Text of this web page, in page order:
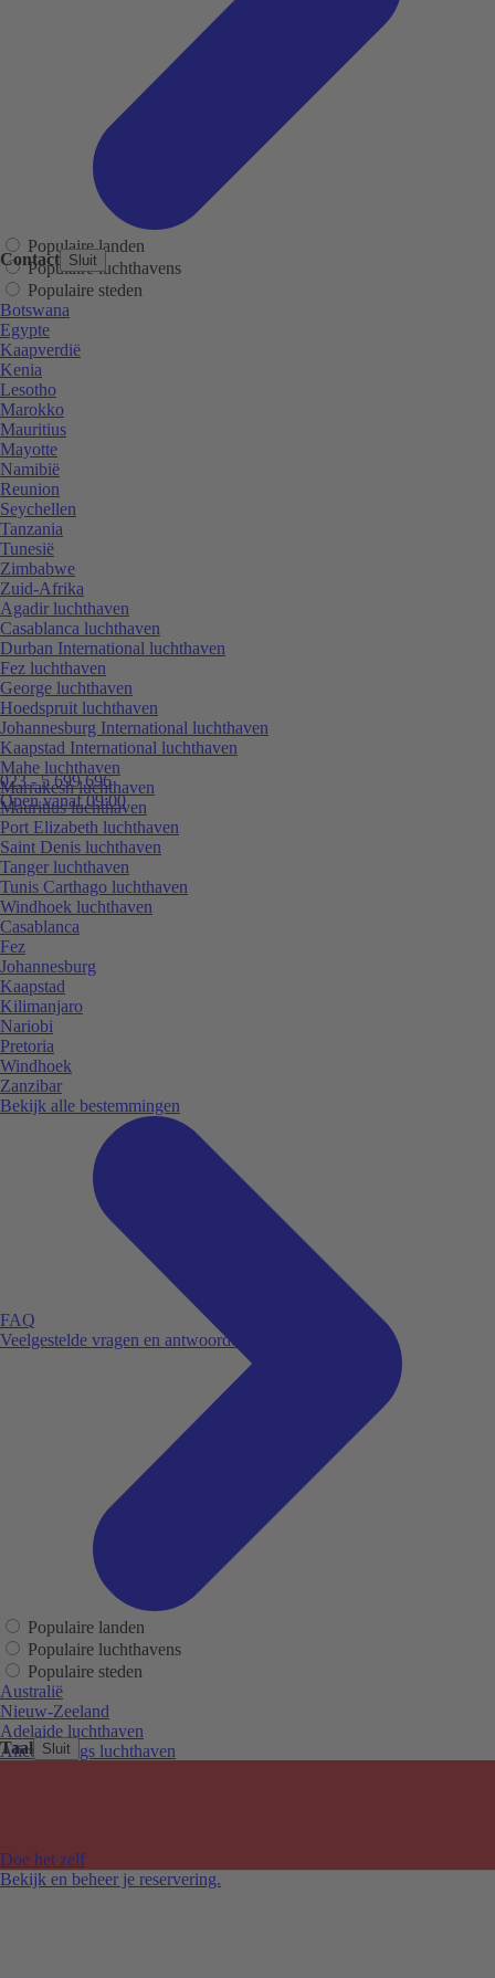
Taal Sluit
Contact Sluit
023 - 5 699 696
Open vanaf 09:00
FAQ
Veelgestelde vragen en antwoorden.
Doe het zelf
Bekijk en beheer je reservering.
Populaire landen
Populaire luchthavens
Populaire steden
Botswana
Egypte
Kaapverdië
Kenia
Lesotho
Marokko
Mauritius
Mayotte
Namibië
Reunion
Seychellen
Tanzania
Tunesië
Zimbabwe
Zuid-Afrika
Agadir luchthaven
Casablanca luchthaven
Durban International luchthaven
Fez luchthaven
George luchthaven
Hoedspruit luchthaven
Johannesburg International luchthaven
Kaapstad International luchthaven
Mahe luchthaven
Marrakesh luchthaven
Mauritius luchthaven
Port Elizabeth luchthaven
Saint Denis luchthaven
Tanger luchthaven
Tunis Carthago luchthaven
Windhoek luchthaven
Casablanca
Fez
Johannesburg
Kaapstad
Kilimanjaro
Nariobi
Pretoria
Windhoek
Zanzibar
Bekijk alle bestemmingen
Populaire landen
Populaire luchthavens
Populaire steden
Australië
Nieuw-Zeeland
Adelaide luchthaven
Alice Springs luchthaven
Melbourne Tullamarine luchthaven
Perth luchthaven
Sydney luchthaven